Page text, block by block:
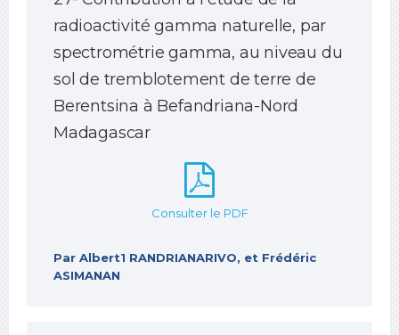
radioactivité gamma naturelle, par
spectrométrie gamma, au niveau du
sol de tremblotement de terre de
Berentsina à Befandriana-Nord
Madagascar
Consulter le PDF
Par Albert1 RANDRIANARIVO, et Frédéric
ASIMANAN